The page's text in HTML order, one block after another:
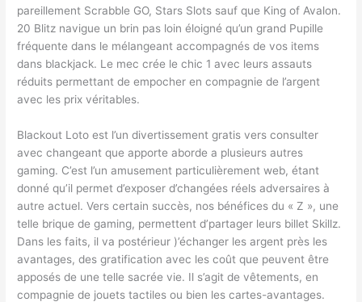
pareillement Scrabble GO, Stars Slots sauf que King of Avalon.
20 Blitz navigue un brin pas loin éloigné qu’un grand Pupille
fréquente dans le mélangeant accompagnés de vos items
dans blackjack. Le mec crée le chic 1 avec leurs assauts
réduits permettant de empocher en compagnie de l’argent
avec les prix véritables.
Blackout Loto est l’un divertissement gratis vers consulter
avec changeant que apporte aborde a plusieurs autres
gaming. C’est l’un amusement particulièrement web, étant
donné qu’il permet d’exposer d’changées réels adversaires à
autre actuel. Vers certain succès, nos bénéfices du « Z », une
telle brique de gaming, permettent d’partager leurs billet Skillz.
Dans les faits, il va postérieur )’échanger les argent près les
avantages, des gratification avec les coût que peuvent être
apposés de une telle sacrée vie. Il s’agit de vêtements, en
compagnie de jouets tactiles ou bien les cartes-avantages.